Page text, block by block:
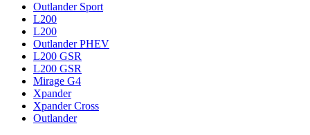
Outlander Sport
L200
L200
Outlander PHEV
L200 GSR
L200 GSR
Mirage G4
Xpander
Xpander Cross
Outlander